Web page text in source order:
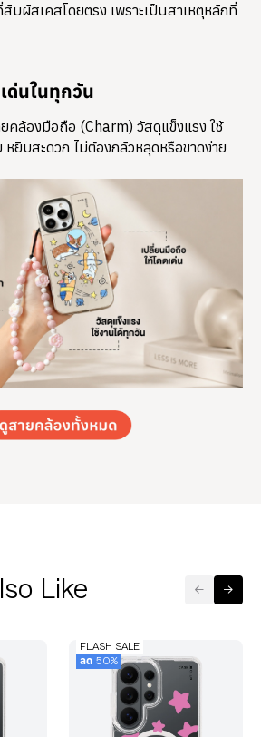
มผัสเคสโดยตรง เพราะเป็นสาเหตุหลักที่
ด่นในทุกวัน
คล้องมือถือ (Charm) วัสดุแข็งแรง ใช้
ยิบสะดวก ไม่ต้องกลัวหลุดหรือขาดง่าย
Like
FLASH SALE
ลด 50%